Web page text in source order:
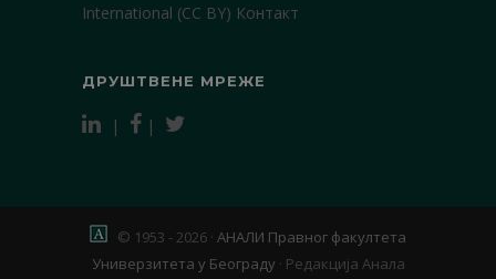
International (CC BY) Контакт
ДРУШТВЕНЕ МРЕЖЕ
| |
© 1953 - 2026 · АНАЛИ Правног факултета
Универзитета у Београду · Редакција Анала